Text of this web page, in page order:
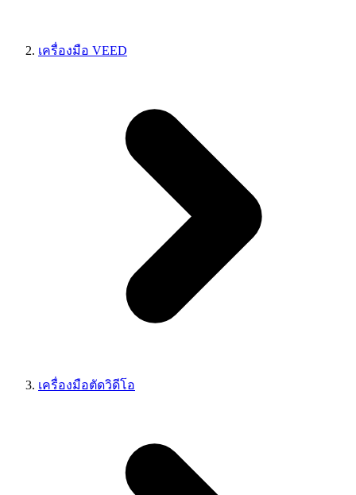
เครื่องมือ VEED
เครื่องมือตัดวิดีโอ